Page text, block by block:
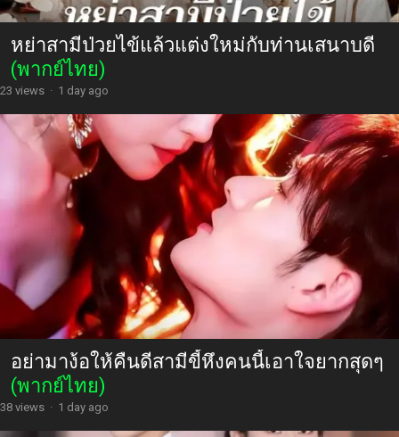
หย่าสามีป่วยไข้แล้วแต่งใหม่กับท่านเสนาบดี
(พากย์ไทย)
23 views · 1 day ago
อย่ามาง้อให้คืนดีสามีขี้หึงคนนี้เอาใจยากสุดๆ
(พากย์ไทย)
38 views · 1 day ago